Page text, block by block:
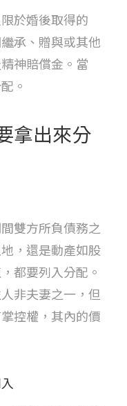
於婚後取得的
承、贈與或其他
神賠償金。當
。
拿出來分
雙方所負債務之
，還是動產如股
都要列入分配。
非夫妻之一，但
控權，其內的價